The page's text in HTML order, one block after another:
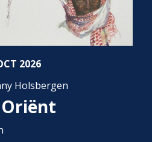
2026
Holsbergen